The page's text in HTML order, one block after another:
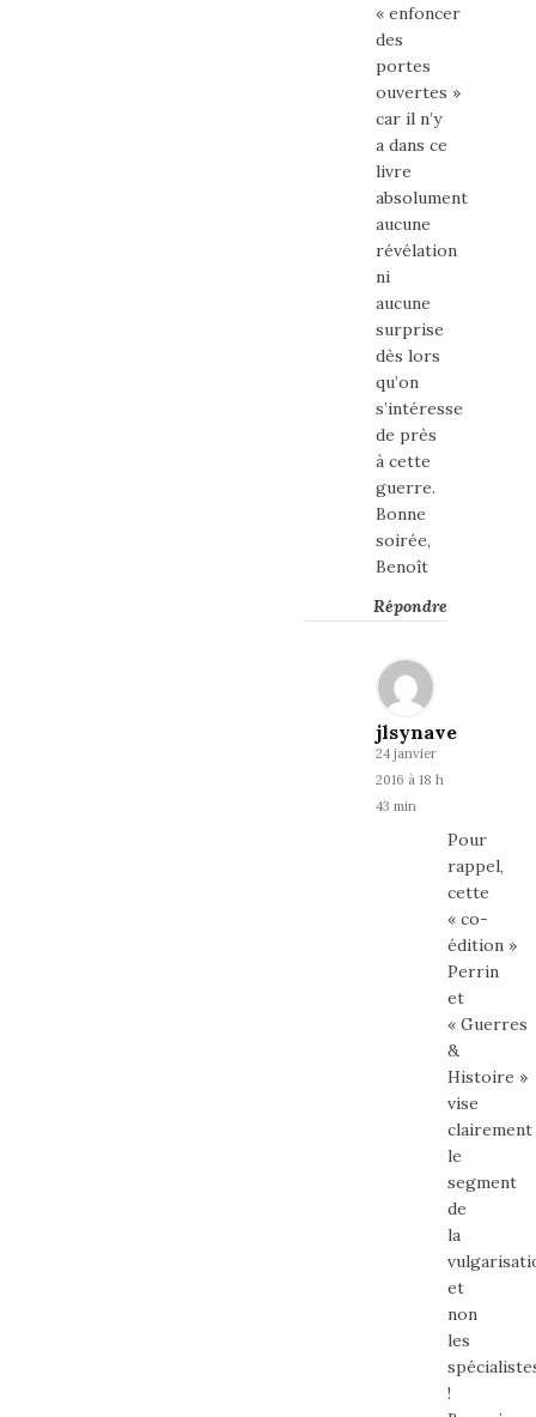
« enfoncer
des
portes
ouvertes »
car il n’y
a dans ce
livre
absolument
aucune
révélation
ni
aucune
surprise
dès lors
qu’on
s’intéresse
de près
à cette
guerre.
Bonne
soirée,
Benoît
Répondre
jlsynave
24 janvier
2016 à 18 h
43 min
Pour
rappel,
cette
« co-
édition »
Perrin
et
« Guerres
&
Histoire »
vise
clairement
le
segment
de
la
et
non
les
!